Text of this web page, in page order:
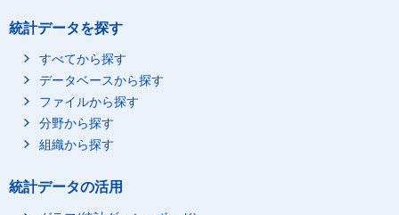
統計データを探す
すべてから探す
データベースから探す
ファイルから探す
分野から探す
組織から探す
統計データの活用